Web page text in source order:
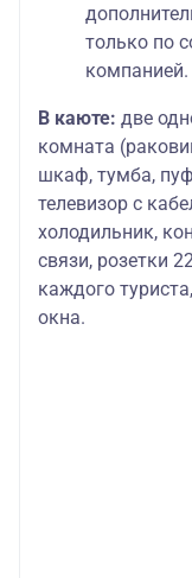
только по
компанией.
В каюте: две
комната
шкаф, тумба,
телевизор с
холодильник,
связи, розетки
каждого
окна.